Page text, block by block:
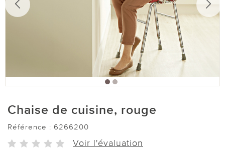
Chaise de cuisine, rouge
Référence : 6266200
Voir l'évaluation